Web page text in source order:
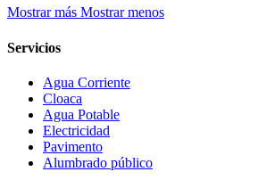
Mostrar más Mostrar menos
Servicios
Agua Corriente
Cloaca
Agua Potable
Electricidad
Pavimento
Alumbrado público